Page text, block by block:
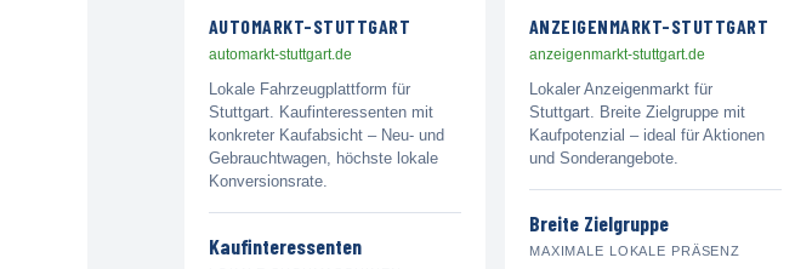
AUTOMARKT-STUTTGART
automarkt-stuttgart.de
Lokale Fahrzeugplattform für
Stuttgart. Kaufinteressenten mit
konkreter Kaufabsicht – Neu- und
Gebrauchtwagen, höchste lokale
Konversionsrate.
Kaufinteressenten
ANZEIGENMARKT-STUTTGART
anzeigenmarkt-stuttgart.de
Lokaler Anzeigenmarkt für
Stuttgart. Breite Zielgruppe mit
Kaufpotenzial – ideal für Aktionen
und Sonderangebote.
Breite Zielgruppe
MAXIMALE LOKALE PRÄSENZ